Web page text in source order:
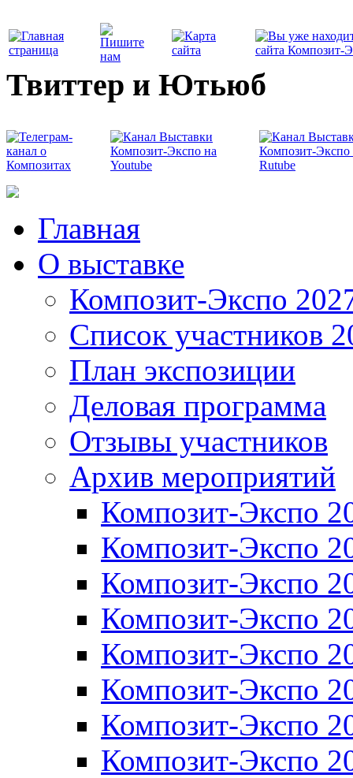
Твиттер и Ютьюб
Главная
О выставке
Композит-Экспо
Список участников
План экспозиции
Деловая программа
Отзывы участников
Архив мероприятий
Композит-Экспо
Композит-Экспо
Композит-Экспо
Композит-Экспо
Композит-Экспо
Композит-Экспо
Композит-Экспо
Композит-Экспо